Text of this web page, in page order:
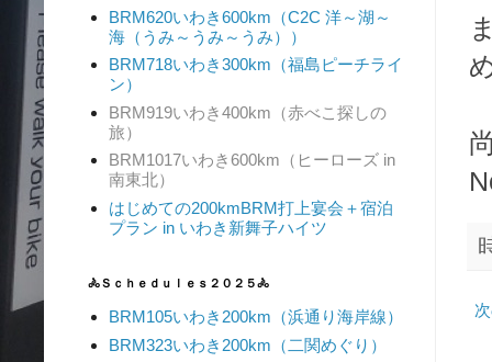
BRM620いわき600km（C2C 洋～湖～
海（うみ～うみ～うみ））
BRM718いわき300km（福島ピーチライ
ン）
BRM919いわき400km（赤べこ探しの
旅）
BRM1017いわき600km（ヒーローズ in
南東北）
はじめての200kmBRM打上宴会＋宿泊
プラン in いわき新舞子ハイツ
🚴Ｓｃｈｅｄｕｌｅｓ２０２５🚴
BRM105いわき200km（浜通り海岸線）
BRM323いわき200km（二関めぐり）